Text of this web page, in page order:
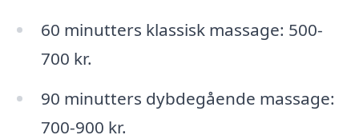
60 minutters klassisk massage: 500-
700 kr.
90 minutters dybdegående massage:
700-900 kr.